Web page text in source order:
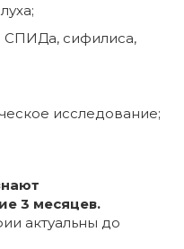
СПИДа, сифилиса,
исследование;
3 месяцев.
актуальны до